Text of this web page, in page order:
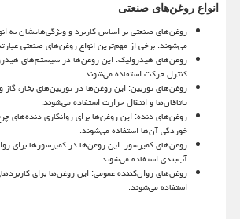
انواع روغن‌های صنعتی
روغن‌های صنعتی بر اساس کاربرد و ویژگی‌هایشان به
می‌شوند. برخی از مهم‌ترین انواع روغن‌های صنعتی
روغن‌های هیدرولیک: این روغن‌ها در سیستم‌های
کنترل حرکت استفاده می‌شوند.
روغن‌های توربین: این روغن‌ها در توربین‌های بخار، گاز
یاتاقان‌ها و انتقال حرارت استفاده می‌شوند.
روغن‌های دنده: این روغن‌ها برای روانکاری
خوردگی آن‌ها استفاده می‌شوند.
روغن‌های کمپرسور: این روغن‌ها در کمپرسورها برای
آب‌بندی استفاده می‌شوند.
روغن‌های روان‌کننده عمومی: این روغن‌ها برای
استفاده می‌شوند.